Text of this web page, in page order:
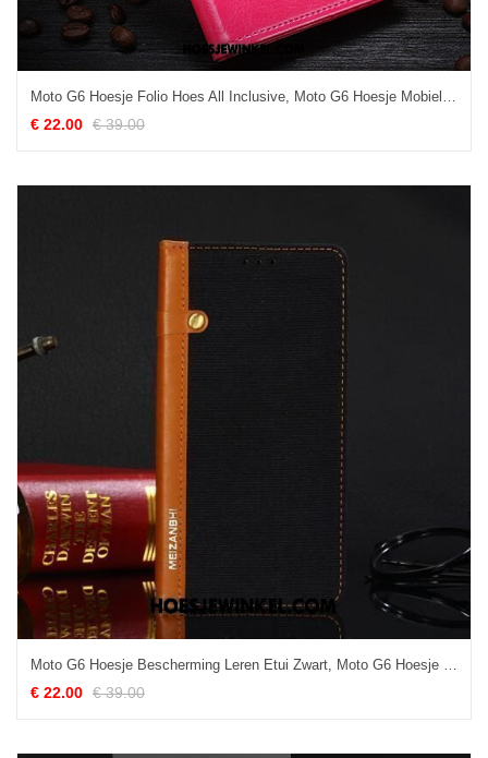
Moto G6 Hoesje Folio Hoes All Inclusive, Moto G6 Hoesje Mobiele Telefoon Rood
€ 22.00 € 39.00
Moto G6 Hoesje Bescherming Leren Etui Zwart, Moto G6 Hoesje Clamshell Mobiele Telefoon
€ 22.00 € 39.00